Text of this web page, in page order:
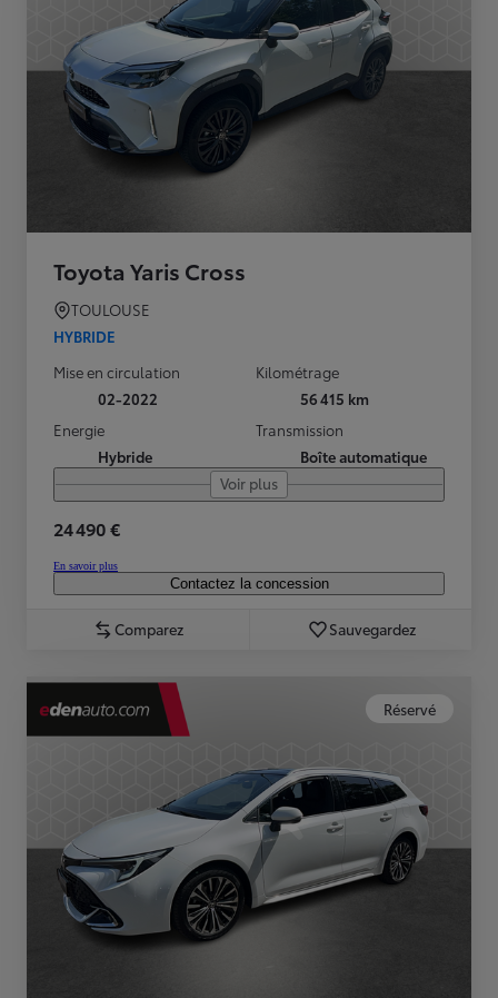
Toyota Yaris Cross
TOULOUSE
HYBRIDE
Mise en circulation
02-2022
Kilométrage
56 415 km
Energie
Hybride
Transmission
Boîte automatique
Voir plus
24 490 €
En savoir plus
Contactez la concession
Comparez Sauvegardez
Réservé